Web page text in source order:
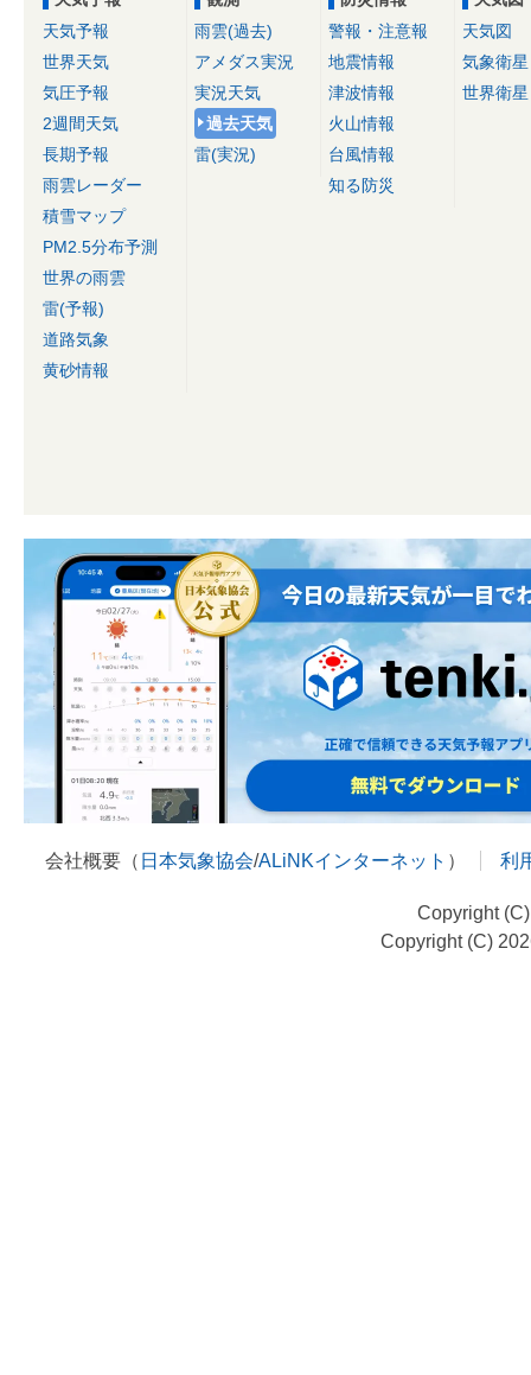
天気予報
世界天気
気圧予報
2週間天気
長期予報
雨雲レーダー
積雪マップ
PM2.5分布予測
世界の雨雲
雷(予報)
道路気象
黄砂情報
雨雲(過去)
アメダス実況
実況天気
過去天気
雷(実況)
警報・注意報
地震情報
津波情報
火山情報
台風情報
知る防災
天気図
気象衛星
世界衛星
会社概要（ 日本気象協会/ALiNKインターネット ） 利
Copyright
Copyright (C)